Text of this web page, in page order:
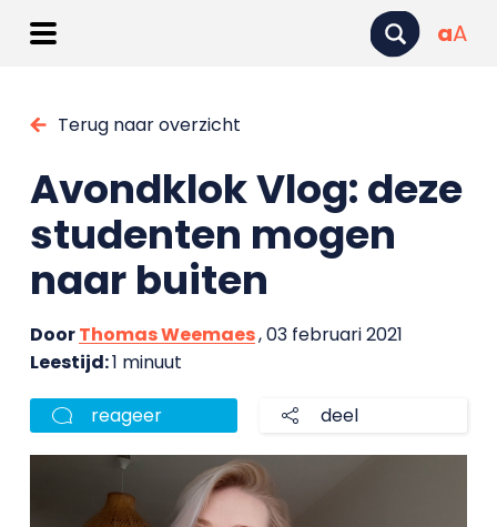
aA
Terug naar overzicht
Avondklok Vlog: deze
studenten mogen
naar buiten
DoorThomas Weemaes, 03 februari 2021
Leestijd:1 minuut
reageer deel